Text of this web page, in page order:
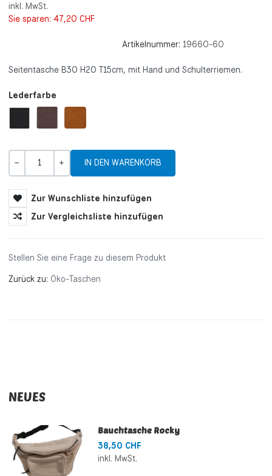
inkl. MwSt.
Sie sparen: 47,20 CHF
Artikelnummer: 19660-60
Seitentasche B30 H20 T15cm, mit Hand und Schulterriemen.
Lederfarbe
Zur Wunschliste hinzufügen
Zur Vergleichsliste hinzufügen
Stellen Sie eine Frage zu diesem Produkt
Zurück zu: Öko-Taschen
NEUES
Bauchtasche Rocky
38,50 CHF
inkl. MwSt.